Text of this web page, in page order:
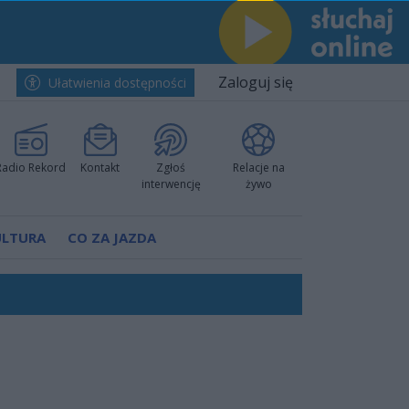
Ułatwienia dostępności Zaloguj się
Rekord Kontakt
Zgłoś
interwencję
Relacje na
żywo
CO ZA JAZDA